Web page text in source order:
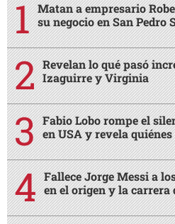
Matan a empresario
su negocio en San Pedro
Revelan lo qué pasó
Izaguirre y Virginia
Fabio Lobo rompe el
en USA y revela
Fallece Jorge Messi a
en el origen y la carrera